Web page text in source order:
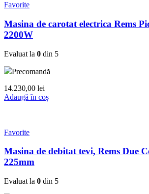
Favorite
Masina de carotat electrica Rems
2200W
Evaluat la 0 din 5
Precomandă
14.230,00 lei
Adaugă în coș
Favorite
Masina de debitat tevi, Rems Due
225mm
Evaluat la 0 din 5